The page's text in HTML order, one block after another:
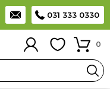
detalii) Producător
031 333 0330
0